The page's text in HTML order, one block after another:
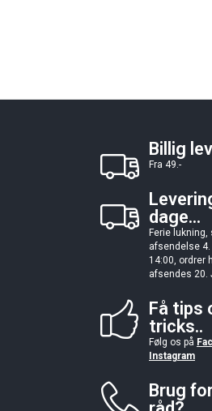
Billig
Fra 49.-
dage...
Ferie lukning,
afsendelse 4.
14:00, ordrer
afsendes 20.
Få tips
tricks..
Følg os på
Instagram
Brug